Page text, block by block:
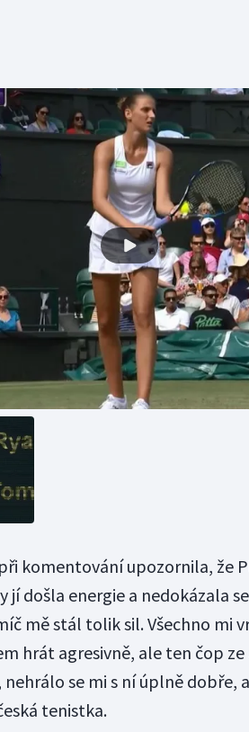
komentování upozornila, že
jí došla energie a nedokázala
mě stál tolik sil. Všechno mi
hrát agresivně, ale ten čop
se mi s ní úplně dobře,
tenistka.